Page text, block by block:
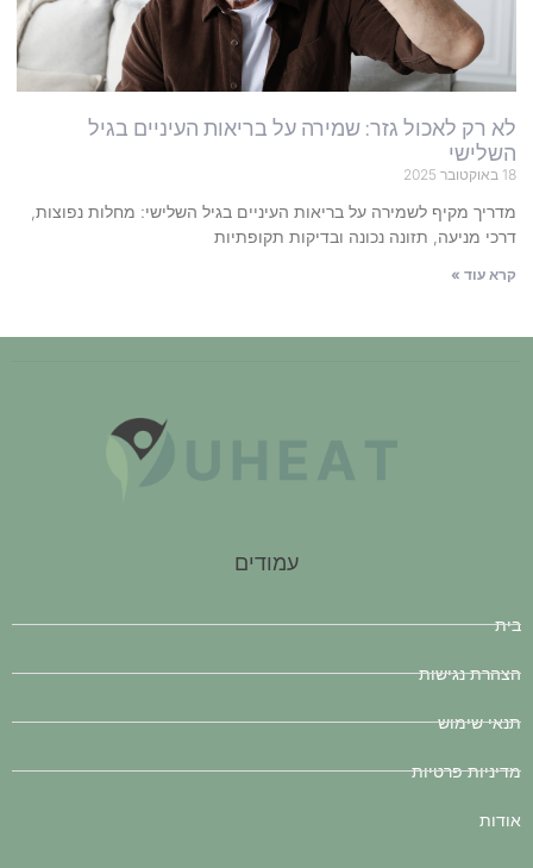
לא רק לאכול גזר: שמירה על בריאות העיניים בגיל
השלישי
18 באוקטובר 2025
מדריך מקיף לשמירה על בריאות העיניים בגיל השלישי: מחלות נפוצות,
דרכי מניעה, תזונה נכונה ובדיקות תקופתיות
קרא עוד »
עמודים
בית
הצהרת נגישות
תנאי שימוש
מדיניות פרטיות
אודות